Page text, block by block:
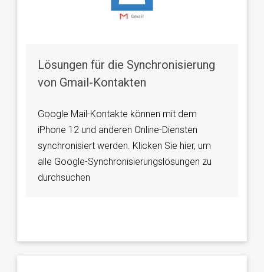
Lösungen für die Synchronisierung
von Gmail-Kontakten
Google Mail-Kontakte können mit dem
iPhone 12 und anderen Online-Diensten
synchronisiert werden. Klicken Sie hier, um
alle Google-Synchronisierungslösungen zu
durchsuchen